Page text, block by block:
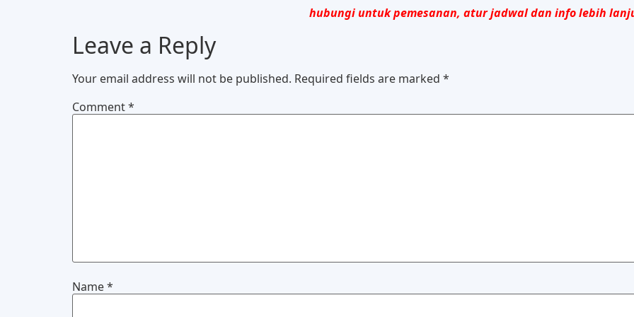
hubungi untuk pemesanan, atur jadwal dan info lebih
Leave a Reply
Your email address will not be published. Required fields are marked *
Comment*
Name*